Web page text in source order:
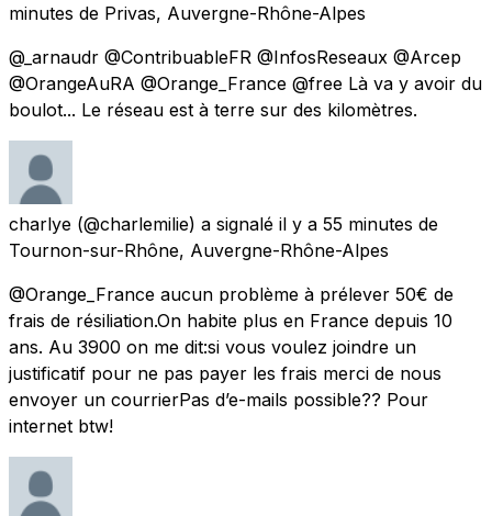
minutes de Privas, Auvergne-Rhône-Alpes
@_arnaudr @ContribuableFR @InfosReseaux @Arcep
@OrangeAuRA @Orange_France @free Là va y avoir du
boulot... Le réseau est à terre sur des kilomètres.
charlye (@charlemilie) a signalé il y a 55 minutes de
Tournon-sur-Rhône, Auvergne-Rhône-Alpes
@Orange_France aucun problème à prélever 50€ de
frais de résiliation.On habite plus en France depuis 10
ans. Au 3900 on me dit:si vous voulez joindre un
justificatif pour ne pas payer les frais merci de nous
envoyer un courrierPas d’e-mails possible?? Pour
internet btw!